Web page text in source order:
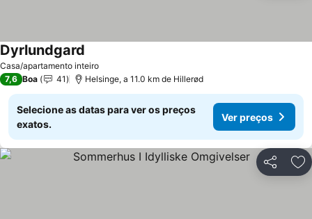
Casa/apartamento inteiro
Dyrlundgard
7,6 Boa 41 Helsinge, a 11.0 km de Hillerød
Selecione as datas para ver os preços
exatos.
Ver preços
Partilhar